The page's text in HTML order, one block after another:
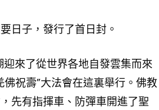
日子，發行了首日封。
來了從世界各地自發雲集而來
祝壽”大法會在這裏舉行。佛教
先有指揮車、防彈車開進了聖